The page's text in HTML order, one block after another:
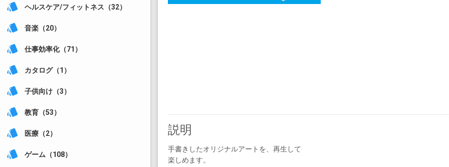
style ヘルスケア/フィットネス（32）
style 音楽（20）
style 仕事効率化（71）
style カタログ（1）
style 子供向け（3）
style 教育（53）
style 医療（2）
style ゲーム（108）
説明
手書きしたオリジナルアートを、再生して
楽しめます。